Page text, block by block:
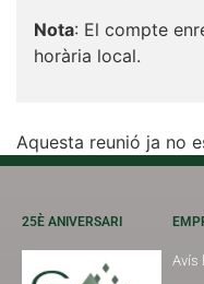
Nota: El compte
horària local.
Aquesta reunió ja no
25È ANIVERSARI
Avís